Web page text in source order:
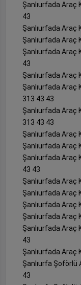
Şanlıurfada Araç
43
Şanlıurfada Araç
Şanlıurfada Araç
Şanlıurfada Araç
43
Şanlıurfada Araç
Şanlıurfada Araç
313 43 43
Şanlıurfada Araç
313 43 43
Şanlıurfada Araç
Şanlıurfada Araç
Şanlıurfada Araç
43 43
Şanlıurfada Araç
Şanlıurfada Araç
Şanlıurfada Araç
Şanlıurfada Araç
Şanlıurfada Araç
43
Şanlıurfada Araç
Şanlıurfa Şoförlü
43